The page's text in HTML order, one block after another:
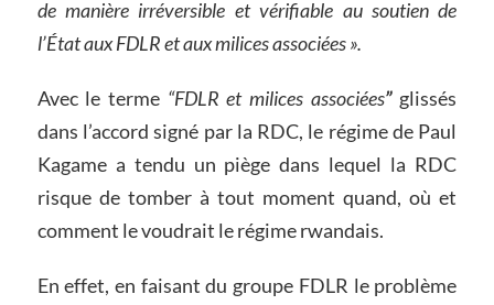
de manière irréversible et vérifiable au soutien de
l’État aux FDLR et aux milices associées ».
Avec le terme “FDLR et milices associées”glissés
dans l’accord signé par la RDC, le régime de Paul
Kagame a tendu un piège dans lequel la RDC
risque de tomber à tout moment quand, où et
comment le voudrait le régime rwandais.
En effet, en faisant du groupe FDLR le problème